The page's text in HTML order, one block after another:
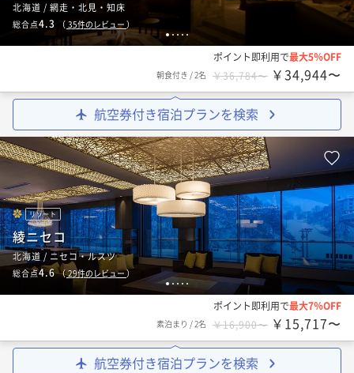
1 2345
北海道 / 網走・北見・知床
総合点4.3 （ 35件のレビュー ）
ポイント即利用で最大5％OFF
朝食付き /2名 ￥36,784〜 ￥34,944〜
航空券付き宿泊プランを検索
1234 5
リゾート
綾ニセコ
北海道 / ニセコ・ルスツ
総合点4.6（29件のレビュー）
ポイント即利用で最大7％OFF
素泊まり /2名 ￥16,900〜 ￥15,717〜
航空券付き宿泊プランを検索